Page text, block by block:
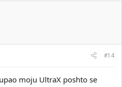
#14
moju UltraX poshto se